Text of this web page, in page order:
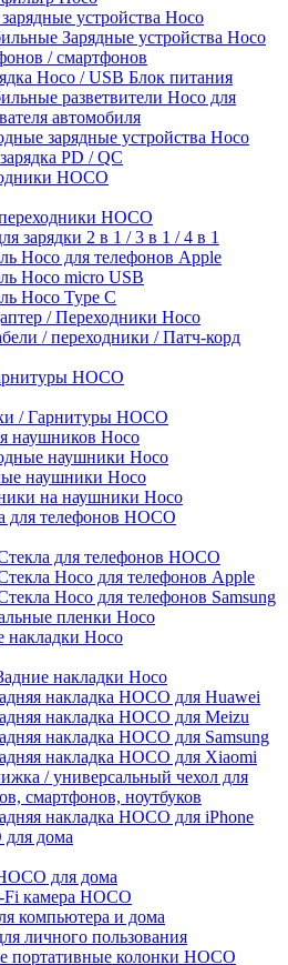
устройства Hoco
Зарядные устройства Hoco
/ смартфонов
Hoco / USB Блок питания
разветвители Hoco для
автомобиля
зарядные устройства Hoco
PD / QC
HOCO
HOCO
зарядки 2 в 1 / 3 в 1 / 4 в 1
Hoco для телефонов Apple
Hoco micro USB
Hoco Type C
/ Переходники Hoco
/ переходники / Патч-корд
HOCO
/ Гарнитуры HOCO
наушников Hoco
наушники Hoco
наушники Hoco
на наушники Hoco
для телефонов HOCO
для телефонов HOCO
Hoco для телефонов Apple
Hoco для телефонов Samsung
пленки Hoco
накладки Hoco
накладки Hoco
накладка HOCO для Huawei
накладка HOCO для Meizu
накладка HOCO для Samsung
накладка HOCO для Xiaomi
/ универсальный чехол для
смартфонов, ноутбуков
накладка HOCO для iPhone
дома
для дома
Fi камера HOCO
компьютера и дома
личного пользования
портативные колонки HOCO